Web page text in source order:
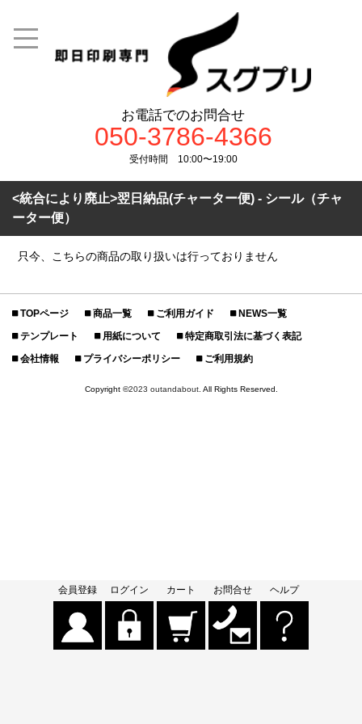
会員登録 ログイン カート お問合せ ヘルプ
お電話でのお問合せ
050-3786-4366
受付時間 10:00〜19:00
<統合により廃止>翌日納品(チャーター便) - シール（チャ
ーター便）
只今、こちらの商品の取り扱いは行っておりません
TOPページ 商品一覧 ご利用ガイド
NEWS一覧
テンプレート
用紙について
特定商取引法に基づく表記
会社情報
プライバシーポリシー ご利用規約
Copyright ©2023 outandabout. All Rights Reserved.